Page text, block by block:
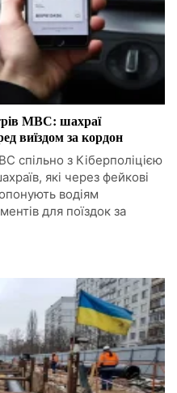
МВС: шахраї
виїздом за кордон
спільно з Кіберполіцією
які через фейкові
водіям
для поїздок за